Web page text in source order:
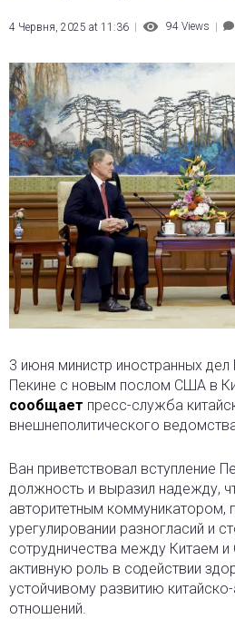
4 Червня, 2025 at 11:36 94 Views
3 июня министр иностранных
Пекине с новым послом США в
сообщает пресс-служба
внешнеполитического
Ван приветствовал вступление
должность и выразил надежду,
авторитетным коммуникатором,
урегулировании разногласий и
сотрудничества между Китаем
активную роль в содействии
устойчивому развитию
отношений.